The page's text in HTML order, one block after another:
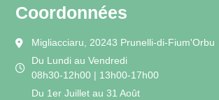
Coordonnées
Migliacciaru, 20243 Prunelli-di-Fium'Orbu
Du Lundi au Vendredi
08h30-12h00 | 13h00-17h00
Du 1er Juillet au 31 Août